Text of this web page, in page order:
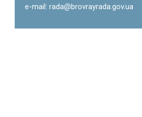
e-mail: rada@brovrayrada.gov.ua